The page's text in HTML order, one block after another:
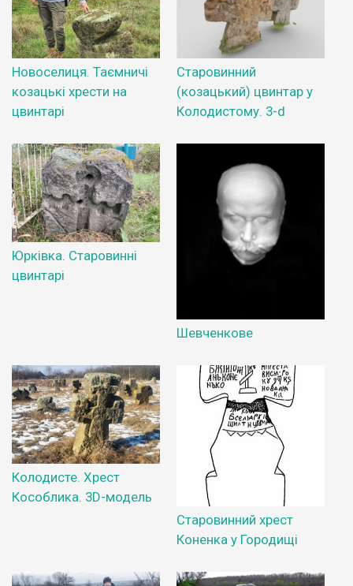
Новоселиця. Таємничі
козацькі хрести на
цвинтарі
Старовинний
(козацький) цвинтар у
Колодистому. 3-d
Юрківка. Старовинні
цвинтарі
Шевченкове
Колодисте. Хрест
Кособлика. 3D-модель
Старовинний хрест
Коненка у Городищі